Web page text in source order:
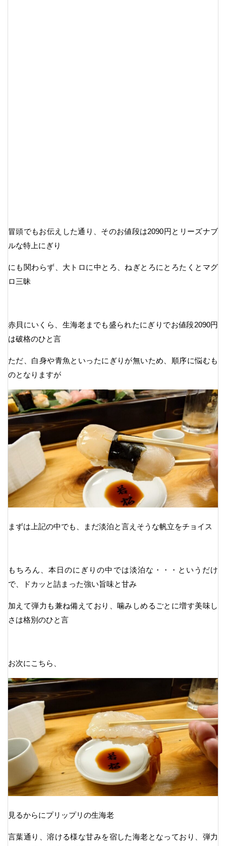
冒頭でもお伝えした通り、そのお値段は2090円とリーズナブ
ルな特上にぎり
にも関わらず、大トロに中とろ、ねぎとろにとろたくとマグ
ロ三昧
赤貝にいくら、生海老までも盛られたにぎりでお値段2090円
は破格のひと言
ただ、白身や青魚といったにぎりが無いため、順序に悩むも
のとなりますが
まずは上記の中でも、まだ淡泊と言えそうな帆立をチョイス
もちろん、本日のにぎりの中では淡泊な・・・というだけ
で、ドカッと詰まった強い旨味と甘み
加えて弾力も兼ね備えており、噛みしめるごとに増す美味し
さは格別のひと言
お次にこちら、
見るからにプリップリの生海老
言葉通り、溶ける様な甘みを宿した海老となっており、弾力